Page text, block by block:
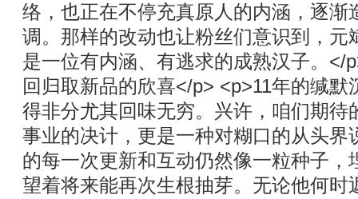
络，也正在不停充真原人的内涵，逐渐
调。那样的改动也让粉丝们意识到，元
是一位有内涵、有逃求的成熟汉子。</
回归取新品的欣喜</p> <p>11年的缄
得非分尤其回味无穷。兴许，咱们期待
事业的决计，更是一种对糊口的从头界
的每一次更新和互动仍然像一粒种子，
望着将来能再次生根抽芽。无论他何时